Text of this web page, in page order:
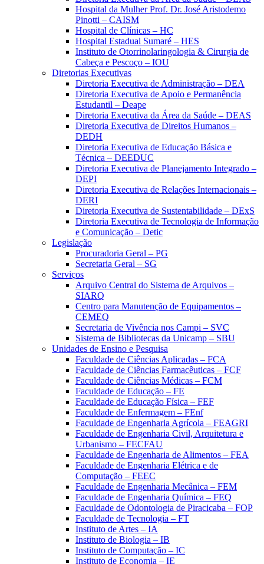
Hospital da Mulher Prof. Dr. José Aristodemo
Pinotti – CAISM
Hospital de Clínicas – HC
Hospital Estadual Sumaré – HES
Instituto de Otorrinolaringologia & Cirurgia de
Cabeça e Pescoço – IOU
Diretorias Executivas
Diretoria Executiva de Administração – DEA
Diretoria Executiva de Apoio e Permanência
Estudantil – Deape
Diretoria Executiva da Área da Saúde – DEAS
Diretoria Executiva de Direitos Humanos –
DEDH
Diretoria Executiva de Educação Básica e
Técnica – DEEDUC
Diretoria Executiva de Planejamento Integrado –
DEPI
Diretoria Executiva de Relações Internacionais –
DERI
Diretoria Executiva de Sustentabilidade – DExS
Diretoria Executiva de Tecnologia de Informação
e Comunicação – Detic
Legislação
Procuradoria Geral – PG
Secretaria Geral – SG
Serviços
Arquivo Central do Sistema de Arquivos –
SIARQ
Centro para Manutenção de Equipamentos –
CEMEQ
Secretaria de Vivência nos Campi – SVC
Sistema de Bibliotecas da Unicamp – SBU
Unidades de Ensino e Pesquisa
Faculdade de Ciências Aplicadas – FCA
Faculdade de Ciências Farmacêuticas – FCF
Faculdade de Ciências Médicas – FCM
Faculdade de Educação – FE
Faculdade de Educação Física – FEF
Faculdade de Enfermagem – FEnf
Faculdade de Engenharia Agrícola – FEAGRI
Faculdade de Engenharia Civil, Arquitetura e
Urbanismo – FECFAU
Faculdade de Engenharia de Alimentos – FEA
Faculdade de Engenharia Elétrica e de
Computação – FEEC
Faculdade de Engenharia Mecânica – FEM
Faculdade de Engenharia Química – FEQ
Faculdade de Odontologia de Piracicaba – FOP
Faculdade de Tecnologia – FT
Instituto de Artes – IA
Instituto de Biologia – IB
Instituto de Computação – IC
Instituto de Economia – IE